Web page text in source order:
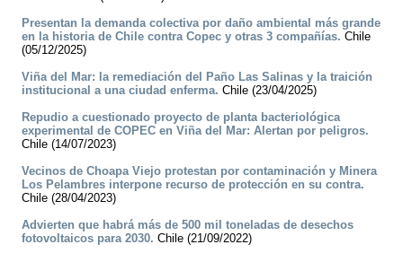
Presentan la demanda colectiva por daño ambiental más grande
en la historia de Chile contra Copec y otras 3 compañías. Chile
(05/12/2025)
Viña del Mar: la remediación del Paño Las Salinas y la traición
institucional a una ciudad enferma. Chile (23/04/2025)
Repudio a cuestionado proyecto de planta bacteriológica
experimental de COPEC en Viña del Mar: Alertan por peligros.
Chile (14/07/2023)
Vecinos de Choapa Viejo protestan por contaminación y Minera
Los Pelambres interpone recurso de protección en su contra.
Chile (28/04/2023)
Advierten que habrá más de 500 mil toneladas de desechos
fotovoltaicos para 2030. Chile (21/09/2022)